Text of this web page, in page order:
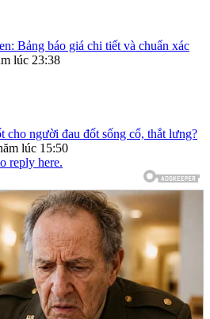
Bảng báo giá chi tiết và chuẩn xác
lúc 23:38
cho người đau đốt sống cổ, thắt lưng?
lúc 15:50
reply here.